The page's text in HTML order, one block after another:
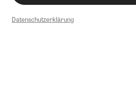
Datenschutzerklärung